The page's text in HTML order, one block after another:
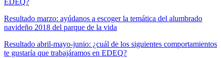
EDEQ?
Resultado marzo: ayúdanos a escoger la temática del alumbrado
navideño 2018 del parque de la vida
Resultado abril-mayo-junio: ¿cuál de los siguientes comportamientos
te gustaría que trabajáramos en EDEQ?